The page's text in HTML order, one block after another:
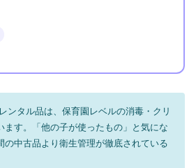
ンタル品は、保育園レベルの消毒・クリ
ます。「他の子が使ったもの」と気にな
の中古品より衛生管理が徹底されている